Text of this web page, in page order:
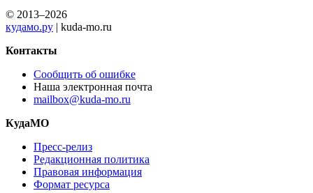
© 2013–2026
кудамо.ру | kuda-mo.ru
Контакты
Сообщить об ошибке
Наша электронная почта
mailbox@kuda-mo.ru
КудаМО
Пресс-релиз
Редакционная политика
Правовая информация
Формат ресурса